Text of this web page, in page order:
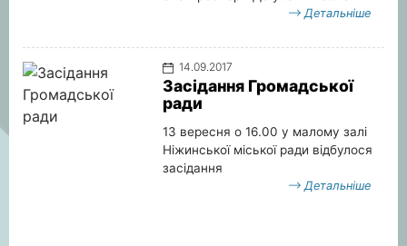
Детальніше
14.09.2017
Засідання Громадської
ради
13 вересня о 16.00 у малому залі
Ніжинської міської ради відбулося
засідання
Детальніше